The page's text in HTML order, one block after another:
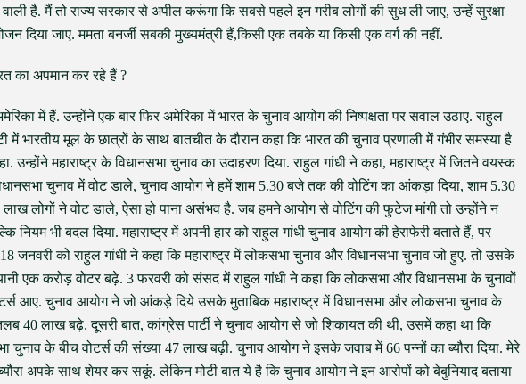
है. मैं तो राज्य सरकार से अपील करूंगा कि सबसे पहले इन गरीब लोगों की सुध ली जाए, उन्हें सुरक्षा
दिया जाए. ममता बनर्जी सबकी मुख्यमंत्री हैं,किसी एक तबके या किसी एक वर्ग की नहीं.
का अपमान कर रहे हैं ?
में हैं. उन्होंने एक बार फिर अमेरिका में भारत के चुनाव आयोग की निष्पक्षता पर सवाल उठाए. राहुल
में भारतीय मूल के छात्रों के साथ बातचीत के दौरान कहा कि भारत की चुनाव प्रणाली में गंभीर समस्या है
उन्होंने महाराष्ट्र के विधानसभा चुनाव का उदाहरण दिया. राहुल गांधी ने कहा, महाराष्ट्र में जितने वयस्क
चुनाव में वोट डाले, चुनाव आयोग ने हमें शाम 5.30 बजे तक की वोटिंग का आंकड़ा दिया, शाम 5.30
लोगों ने वोट डाले, ऐसा हो पाना असंभव है. जब हमने आयोग से वोटिंग की फुटेज मांगी तो उन्होंने न
भी बदल दिया. महाराष्ट्र में अपनी हार को राहुल गांधी चुनाव आयोग की हेराफेरी बताते हैं, पर
जनवरी को राहुल गांधी ने कहा कि महाराष्ट्र में लोकसभा चुनाव और विधानसभा चुनाव जो हुए. तो उसके
एक करोड़ वोटर बढ़े. 3 फरवरी को संसद में राहुल गांधी ने कहा कि लोकसभा और विधानसभा के चुनावों
आए. चुनाव आयोग ने जो आंकड़े दिये उसके मुताबिक महाराष्ट्र में विधानसभा और लोकसभा चुनाव के
40 लाख बढ़े. दूसरी बात, कांग्रेस पार्टी ने चुनाव आयोग से जो शिकायत की थी, उसमें कहा था कि
चुनाव के बीच वोटर्स की संख्या 47 लाख बढ़ी. चुनाव आयोग ने इसके जवाब में 66 पन्नों का ब्यौरा दिया. मेरे
अपके साथ शेयर कर सकूं. लेकिन मोटी बात ये है कि चुनाव आयोग ने इन आरोपों को बेबुनियाद बताया